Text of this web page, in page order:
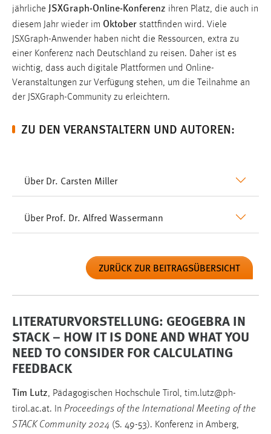
jährliche JSXGraph-Online-Konferenz ihren Platz, die auch in
diesem Jahr wieder im Oktober stattfinden wird. Viele
JSXGraph-Anwender haben nicht die Ressourcen, extra zu
einer Konferenz nach Deutschland zu reisen. Daher ist es
wichtig, dass auch digitale Plattformen und Online-
Veranstaltungen zur Verfügung stehen, um die Teilnahme an
der JSXGraph-Community zu erleichtern.
ZU DEN VERANSTALTERN UND AUTOREN:
Über Dr. Carsten Miller
Über Prof. Dr. Alfred Wassermann
ZURÜCK ZUR BEITRAGSÜBERSICHT
LITERATURVORSTELLUNG: GEOGEBRA IN
STACK – HOW IT IS DONE AND WHAT YOU
NEED TO CONSIDER FOR CALCULATING
FEEDBACK
Tim Lutz, Pädagogischen Hochschule Tirol, tim.lutz@ph-
tirol.ac.at. In Proceedings of the International Meeting of the
STACK Community 2024 (S. 49-53). Konferenz in Amberg,